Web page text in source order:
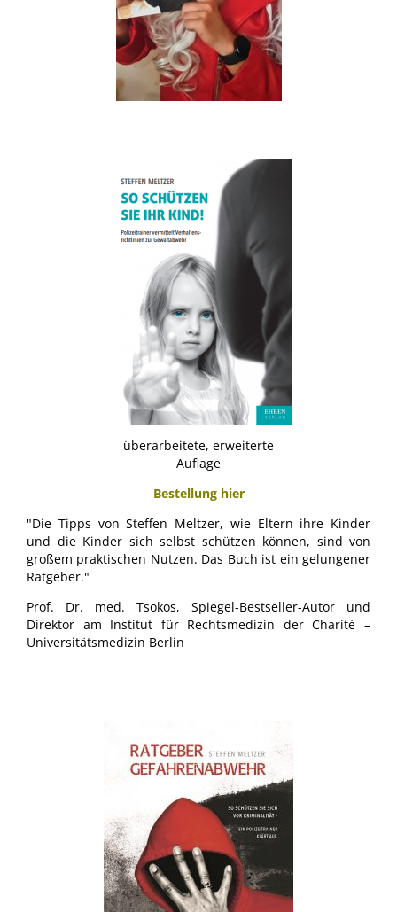
überarbeitete, erweiterte
Auflage
Bestellung hier
"Die Tipps von Steffen Meltzer, wie Eltern ihre Kinder
und die Kinder sich selbst schützen können, sind von
großem praktischen Nutzen. Das Buch ist ein gelungener
Ratgeber."
Prof. Dr. med. Tsokos, Spiegel-Bestseller-Autor und
Direktor am Institut für Rechtsmedizin der Charité –
Universitätsmedizin Berlin